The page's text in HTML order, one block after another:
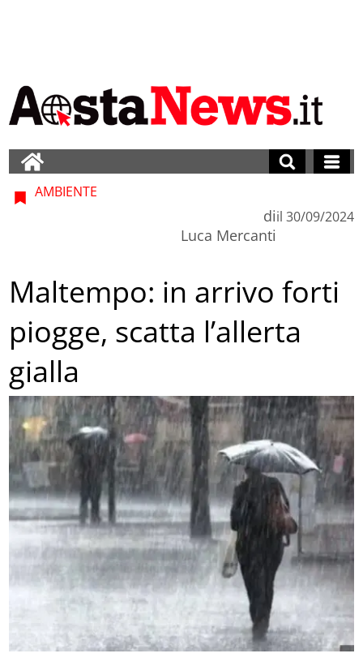
AMBIENTE
di
Luca Mercanti
il 30/09/2024
Maltempo: in arrivo forti
piogge, scatta l’allerta
gialla